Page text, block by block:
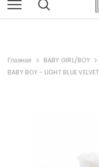
ВЕСЬ
Главная BABY GIRL/BOY
BABY BOY - LIGHT BLUE